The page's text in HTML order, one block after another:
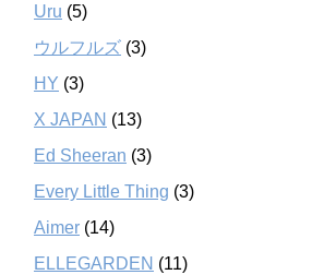
Uru (5)
ウルフルズ (3)
HY (3)
X JAPAN (13)
Ed Sheeran (3)
Every Little Thing (3)
Aimer (14)
ELLEGARDEN (11)